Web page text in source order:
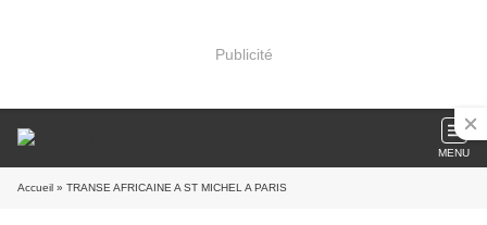
Publicité
MENU
Accueil » TRANSE AFRICAINE A ST MICHEL A PARIS